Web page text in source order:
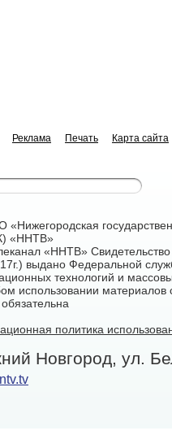
Реклама Печать Карта сайта
«ННТВ»
«ННТВ»
выдано Федеральной
технологий и
использовании материалов
политика
Новгород, ул.